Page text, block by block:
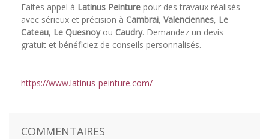
Faites appel à Latinus Peinture pour des travaux réalisés
avec sérieux et précision à Cambrai, Valenciennes, Le
Cateau, Le Quesnoyou Caudry. Demandez un devis
gratuit et bénéficiez de conseils personnalisés.
https://www.latinus-peinture.com/
COMMENTAIRES